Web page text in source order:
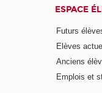
ESPACE
Futurs
Elèves
Anciens
Emplois et